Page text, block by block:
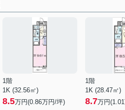
1階
1K (32.56㎡)
8.5万円(0.86万円/坪)
1階
1K (28.47㎡)
8.7万円(1.01